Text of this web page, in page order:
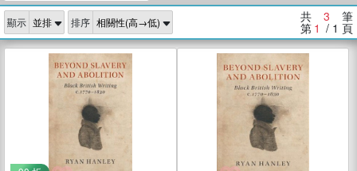
獎 臺灣漫遊錄 、 方念華 、 台灣的李
登輝時代
數學女孩：黎曼猜想 、
偉大的迷走神經
顯示 排序 共 3 筆
第 1 / 1 頁